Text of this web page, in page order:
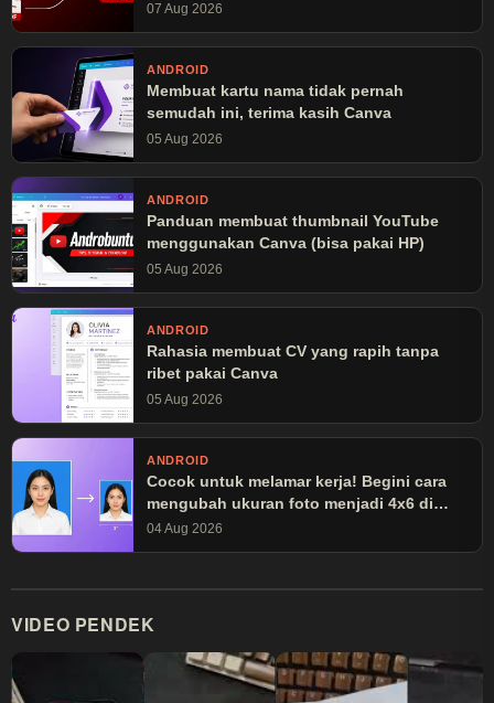
07 Aug 2026
ANDROID
Membuat kartu nama tidak pernah
semudah ini, terima kasih Canva
05 Aug 2026
ANDROID
Panduan membuat thumbnail YouTube
menggunakan Canva (bisa pakai HP)
05 Aug 2026
ANDROID
Rahasia membuat CV yang rapih tanpa
ribet pakai Canva
05 Aug 2026
ANDROID
Cocok untuk melamar kerja! Begini cara
mengubah ukuran foto menjadi 4x6 di
Canva
04 Aug 2026
VIDEO PENDEK